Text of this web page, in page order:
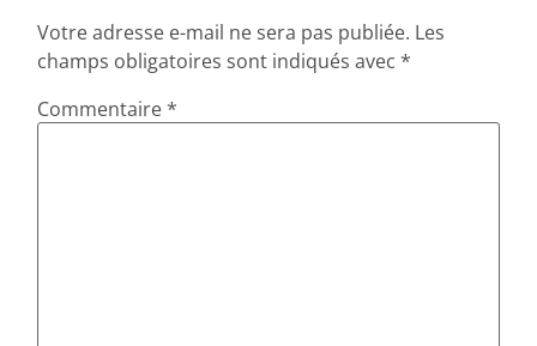
Votre adresse e-mail ne sera pas publiée. Les
champs obligatoires sont indiqués avec*
Commentaire*